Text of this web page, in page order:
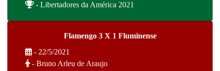
- Libertadores da América 2021
Flamengo 3 X 1 Fluminense
- 22/5/2021
- Bruno Arleu de Araujo